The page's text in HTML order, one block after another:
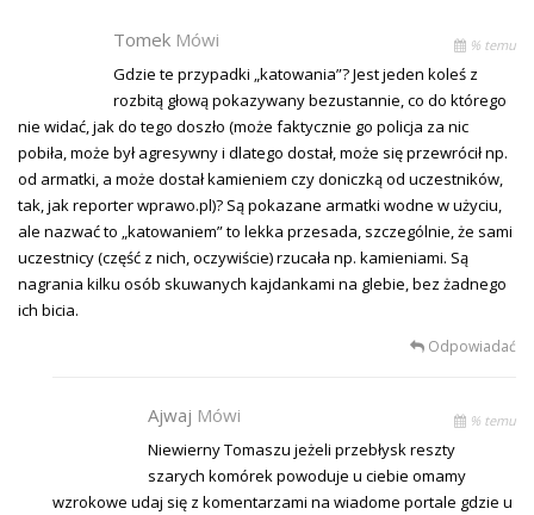
Tomek Mówi % temu
Gdzie te przypadki „katowania”? Jest jeden koleś z
rozbitą głową pokazywany bezustannie, co do którego
nie widać, jak do tego doszło (może faktycznie go policja za nic
pobiła, może był agresywny i dlatego dostał, może się przewrócił np.
od armatki, a może dostał kamieniem czy doniczką od uczestników,
tak, jak reporter wprawo.pl)? Są pokazane armatki wodne w użyciu,
ale nazwać to „katowaniem” to lekka przesada, szczególnie, że sami
uczestnicy (część z nich, oczywiście) rzucała np. kamieniami. Są
nagrania kilku osób skuwanych kajdankami na glebie, bez żadnego
ich bicia.
Odpowiadać
Ajwaj Mówi % temu
Niewierny Tomaszu jeżeli przebłysk reszty
szarych komórek powoduje u ciebie omamy
wzrokowe udaj się z komentarzami na wiadome portale gdzie u